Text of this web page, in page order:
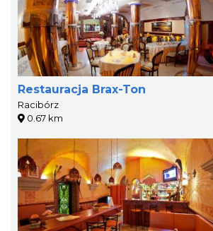
Restauracja Brax-Ton
Racibórz
0.67 km